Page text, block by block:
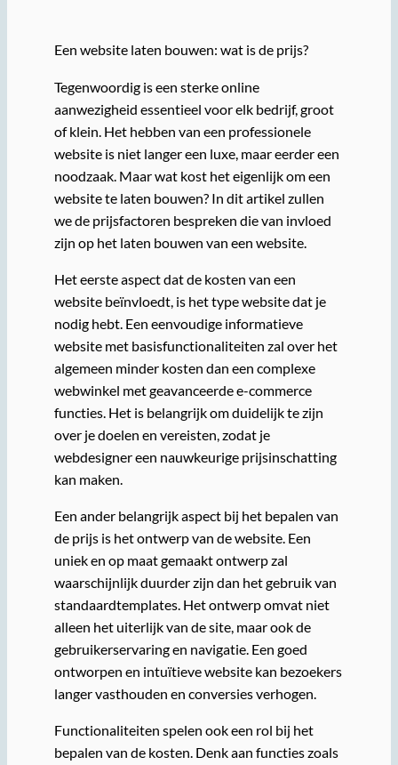
Een website laten bouwen: wat is de prijs?
Tegenwoordig is een sterke online
aanwezigheid essentieel voor elk bedrijf, groot
of klein. Het hebben van een professionele
website is niet langer een luxe, maar eerder een
noodzaak. Maar wat kost het eigenlijk om een
website te laten bouwen? In dit artikel zullen
we de prijsfactoren bespreken die van invloed
zijn op het laten bouwen van een website.
Het eerste aspect dat de kosten van een
website beïnvloedt, is het type website dat je
nodig hebt. Een eenvoudige informatieve
website met basisfunctionaliteiten zal over het
algemeen minder kosten dan een complexe
webwinkel met geavanceerde e-commerce
functies. Het is belangrijk om duidelijk te zijn
over je doelen en vereisten, zodat je
webdesigner een nauwkeurige prijsinschatting
kan maken.
Een ander belangrijk aspect bij het bepalen van
de prijs is het ontwerp van de website. Een
uniek en op maat gemaakt ontwerp zal
waarschijnlijk duurder zijn dan het gebruik van
standaardtemplates. Het ontwerp omvat niet
alleen het uiterlijk van de site, maar ook de
gebruikerservaring en navigatie. Een goed
ontworpen en intuïtieve website kan bezoekers
langer vasthouden en conversies verhogen.
Functionaliteiten spelen ook een rol bij het
bepalen van de kosten. Denk aan functies zoals